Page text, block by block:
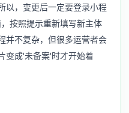
以，变更后一定要登录小程
按照提示重新填写新主体
并不复杂，但很多运营者会
变成'未备案'时才开始着